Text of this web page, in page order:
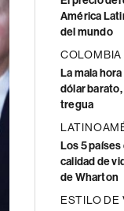
América
del mundo
COLOMBIA
La mala
dólar
tregua
Los 5
calidad de
de Wharton
ESTILO DE